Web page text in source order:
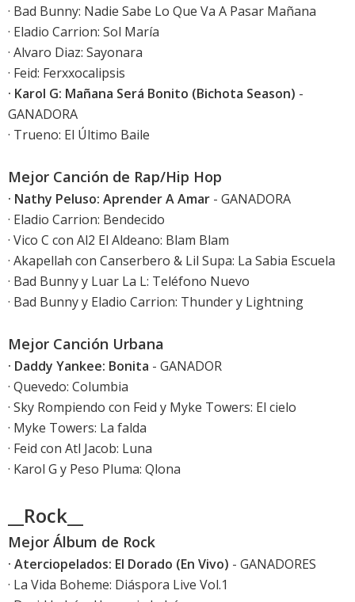
· Bad Bunny: Nadie Sabe Lo Que Va A Pasar Mañana
· Eladio Carrion: Sol María
· Alvaro Diaz: Sayonara
· Feid: Ferxxocalipsis
· Karol G: Mañana Será Bonito (Bichota Season) -
GANADORA
· Trueno: El Último Baile
Mejor Canción de Rap/Hip Hop
· Nathy Peluso: Aprender A Amar - GANADORA
· Eladio Carrion: Bendecido
· Vico C con Al2 El Aldeano: Blam Blam
· Akapellah con Canserbero & Lil Supa: La Sabia Escuela
· Bad Bunny y Luar La L: Teléfono Nuevo
· Bad Bunny y Eladio Carrion: Thunder y Lightning
Mejor Canción Urbana
· Daddy Yankee: Bonita - GANADOR
· Quevedo: Columbia
· Sky Rompiendo con Feid y Myke Towers: El cielo
· Myke Towers: La falda
· Feid con Atl Jacob: Luna
· Karol G y Peso Pluma: Qlona
__Rock__
Mejor Álbum de Rock
· Aterciopelados: El Dorado (En Vivo) - GANADORES
· La Vida Boheme: Diáspora Live Vol.1